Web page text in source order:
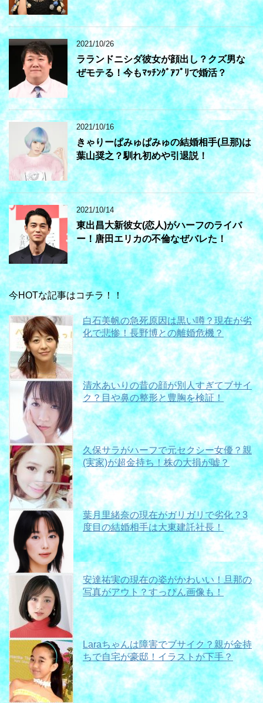
2021/10/26
ラランドニシダ彼女が顔出し？クズ男な
ぜモテる！今もﾏｯﾁﾝｸﾞｱﾌﾟﾘで婚活？
2021/10/16
きゃりーぱみゅぱみゅの結婚相手(旦那)は
葉山奨之？馴れ初めや引退説！
2021/10/14
東出昌大新彼女(恋人)がハーフのライバ
ー！唐田エリカの不倫なぜバレた！
今HOTな記事はコチラ！！
白石美帆の急死原因は黒い噂？現在が劣
化で悲惨！長野博との離婚危機？
清水あいりの昔の顔が別人すぎてブサイ
ク？目や鼻の整形と豊胸を検証！
久保サラがハーフで元セクシー女優？親
(実家)が超金持ち！株の大損が嘘？
葉月里緒奈の現在がガリガリで劣化？3
度目の結婚相手は大東建託社長！
安達祐実の現在の姿がかわいい！旦那の
写真がアウト？すっぴん画像も！
Laraちゃんは障害でブサイク？親が金持
ちで自宅が豪邸！イラストが下手？